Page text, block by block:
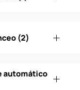
(2)
automático